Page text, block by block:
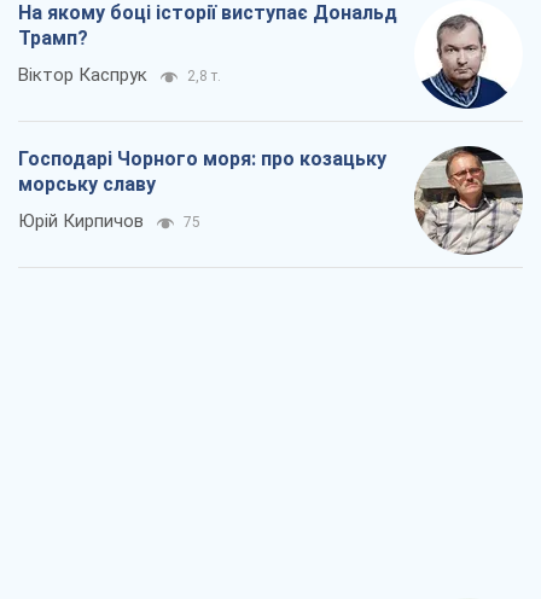
На якому боці історії виступає Дональд
Трамп?
Віктор Каспрук 2,8 т.
Господарі Чорного моря: про козацьку
морську славу
Юрій Кирпичов 75